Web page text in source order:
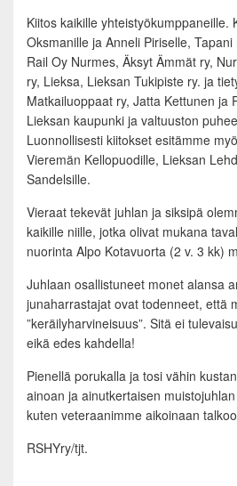
Kiitos kaikille yhteistyökumppaneille.
Oksmanille ja Anneli Piriselle,
Rail Oy Nurmes, Äksyt Ämmät ry,
ry, Lieksa, Lieksan Tukipiste ry. ja
Matkailuoppaat ry, Jatta Kettunen ja
Lieksan kaupunki ja valtuuston
Luonnollisesti kiitokset esitämme
Vieremän Kellopuodille, Lieksan
Sandelsille.
Vieraat tekevät juhlan ja siksipä
kaikille niille, jotka olivat mukana
nuorinta Alpo Kotavuorta (2 v. 3 kk)
Juhlaan osallistuneet monet alansa
junaharrastajat ovat todenneet, että
”keräilyharvineisuus”. Sitä ei
eikä edes kahdella!
Pienellä porukalla ja tosi vähin
ainoan ja ainutkertaisen
kuten veteraanimme aikoinaan
RSHYry/tjt.